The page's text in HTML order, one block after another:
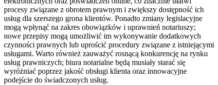
procesy związane z obrotem prawnym i zwiększy dostępność ich
usług dla szerszego grona klientów. Ponadto zmiany legislacyjne
mogą wpłynąć na zakres obowiązków i uprawnień notariuszy;
nowe przepisy mogą umożliwić im wykonywanie dodatkowych
czynności prawnych lub uprościć procedury związane z istniejącymi
usługami. Warto również zauważyć rosnącą konkurencję na rynku
usług prawniczych; biura notarialne będą musiały starać się
wyróżniać poprzez jakość obsługi klienta oraz innowacyjne
podejście do świadczonych usług.